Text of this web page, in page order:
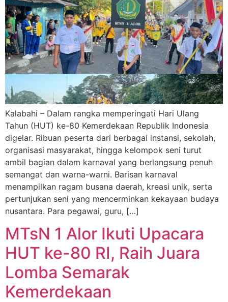
Kalabahi – Dalam rangka memperingati Hari Ulang
Tahun (HUT) ke-80 Kemerdekaan Republik Indonesia
digelar. Ribuan peserta dari berbagai instansi, sekolah,
organisasi masyarakat, hingga kelompok seni turut
ambil bagian dalam karnaval yang berlangsung penuh
semangat dan warna-warni. Barisan karnaval
menampilkan ragam busana daerah, kreasi unik, serta
pertunjukan seni yang mencerminkan kekayaan budaya
nusantara. Para pegawai, guru, […]
MTsN 1 Alor Ikuti Upacara
HUT ke-80 RI, Raih Juara
Lomba Semarak
Kemerdekaan